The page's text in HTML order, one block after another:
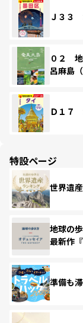
Ｊ３３
０２
呂麻島
Ｄ１７
特設ページ
世界遺
地球の
最新作
準備も